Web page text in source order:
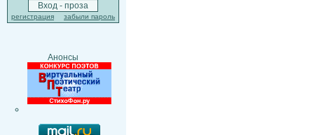
регистрация забыли пароль
Анонсы